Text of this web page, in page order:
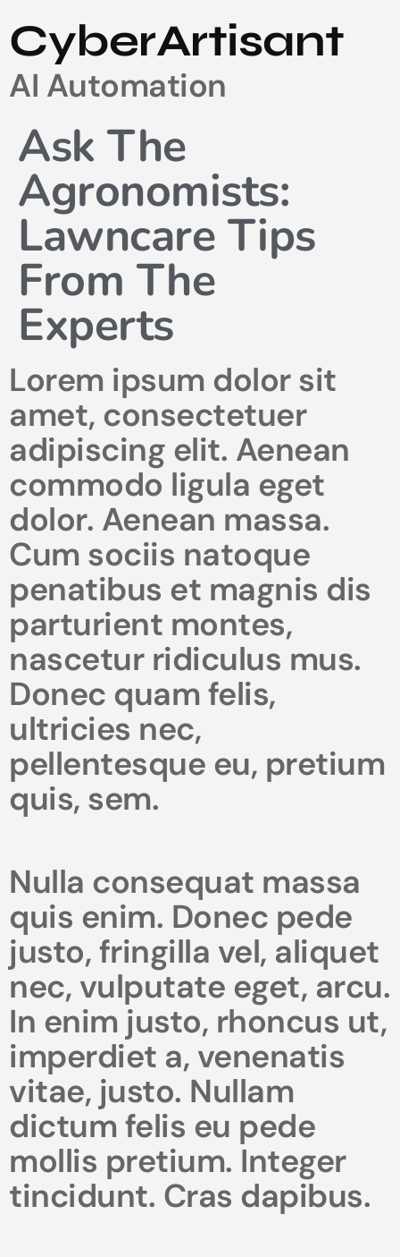
CyberArtisant
AI Automation
Ask The
Agronomists:
Lawncare Tips
From The
Experts
Lorem ipsum dolor sit
amet, consectetuer
adipiscing elit. Aenean
commodo ligula eget
dolor. Aenean massa.
Cum sociis natoque
penatibus et magnis dis
parturient montes,
nascetur ridiculus mus.
Donec quam felis,
ultricies nec,
pellentesque eu, pretium
quis, sem.
Nulla consequat massa
quis enim. Donec pede
justo, fringilla vel, aliquet
nec, vulputate eget, arcu.
In enim justo, rhoncus ut,
imperdiet a, venenatis
vitae, justo. Nullam
dictum felis eu pede
mollis pretium. Integer
tincidunt. Cras dapibus.